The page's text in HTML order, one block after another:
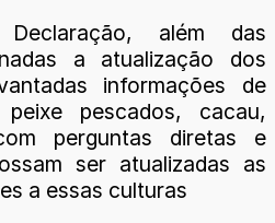
além das
a atualização dos
informações de
pescados, cacau,
perguntas diretas e
ser atualizadas as
a essas culturas